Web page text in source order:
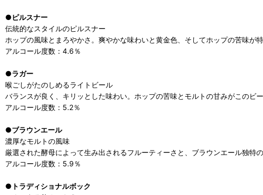
●ピルスナー
伝統的なスタイルのピルスナー
ホップの風味とまろやかさ。爽やかな味わいと黄金色、そしてホップの苦味が特
アルコール度数：4.6％
●ラガー
喉ごしがたのしめるライトビール
バランスが良く、キリッとした味わい。ホップの苦味とモルトの甘みがこのビー
アルコール度数：5.2％
●ブラウンエール
濃厚なモルトの風味
厳選された酵母によって生み出されるフルーティーさと、ブラウンエール独特
アルコール度数：5.9％
● トラディショナルボック